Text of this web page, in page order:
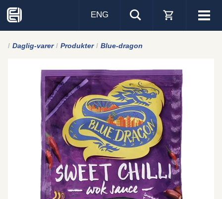
Visa
ENG
Daglig-varer Produkter Blue-dragon